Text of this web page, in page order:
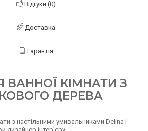
Відгуки (0)
Доставка
Гарантія
ВАННОЇ КІМНАТИ З
ДЕРЕВА
з настільними умивальниками Delina і
дизайнер інтер’єру.